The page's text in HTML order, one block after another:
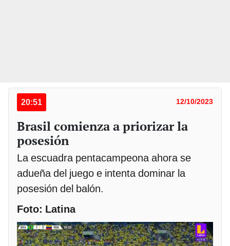
20:51 12/10/2023
Brasil comienza a priorizar la
posesión
La escuadra pentacampeona ahora se
adueña del juego e intenta dominar la
posesión del balón.
Foto: Latina